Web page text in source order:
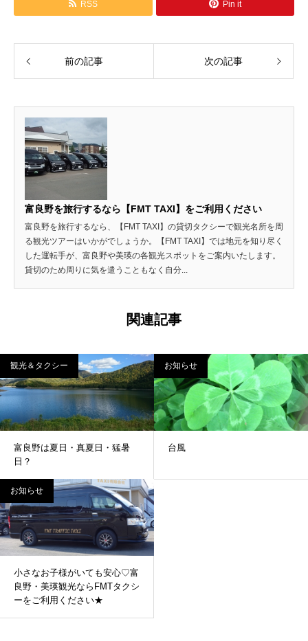
RSS Pin it
前の記事 次の記事
富良野を旅行するなら【FMT TAXI】をご利用ください
富良野を旅行するなら、【FMT TAXI】の貸切タクシーで観光名所を周
る観光ツアーはいかがでしょうか。【FMT TAXI】では地元を知り尽く
した運転手が、富良野や美瑛の各観光スポットをご案内いたします。
貸切のため周りに気を遣うこともなく自分...
関連記事
観光＆タクシー
富良野は夏日・真夏日・猛暑
日？
お知らせ
台風
お知らせ
小さなお子様がいても安心♡富
良野・美瑛観光ならFMTタクシ
ーをご利用ください★